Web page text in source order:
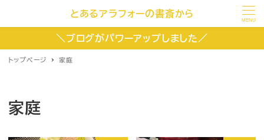
とあるアラフォーの書斎から
MENU
＼ブログがパワーアップしました／
トップページ 家庭
家庭